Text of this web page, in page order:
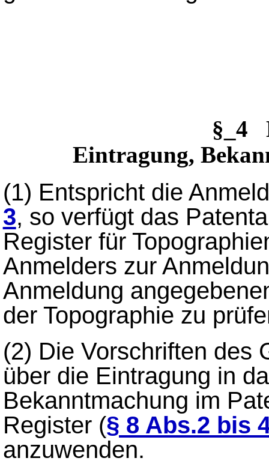
§_4
Eintragung,
(1) Entspricht die
3, so verfügt das
Register für
Anmelders zur
Anmeldung
der Topographie zu
(2) Die Vorschriften des
über die Eintragung in
Bekanntmachung im
Register (§ 8 Abs.2 bis
anzuwenden.